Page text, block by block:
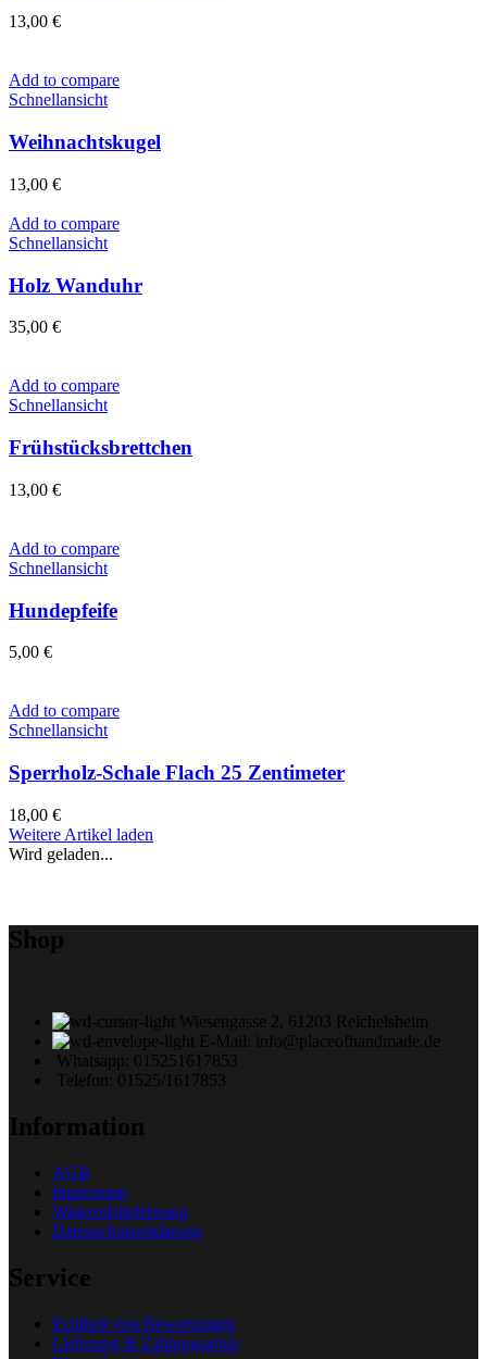
13,00 €
Add to compare
Schnellansicht
Weihnachtskugel
13,00 €
Add to compare
Schnellansicht
Holz Wanduhr
35,00 €
Add to compare
Schnellansicht
Frühstücksbrettchen
13,00 €
Add to compare
Schnellansicht
Hundepfeife
5,00 €
Add to compare
Schnellansicht
Sperrholz-Schale Flach 25 Zentimeter
18,00 €
Weitere Artikel laden
Wird geladen...
Shop
Wiesengasse 2, 61203 Reichelsheim
E-Mail: info@placeofhandmade.de
Whatsapp: 015251617853
Telefon: 01525/1617853
Information
AGB
Impressum
Widerrufsbelehrung
Datenschutzerklärung
Service
Echtheit von Bewertungen
Lieferung & Zahlungsarten